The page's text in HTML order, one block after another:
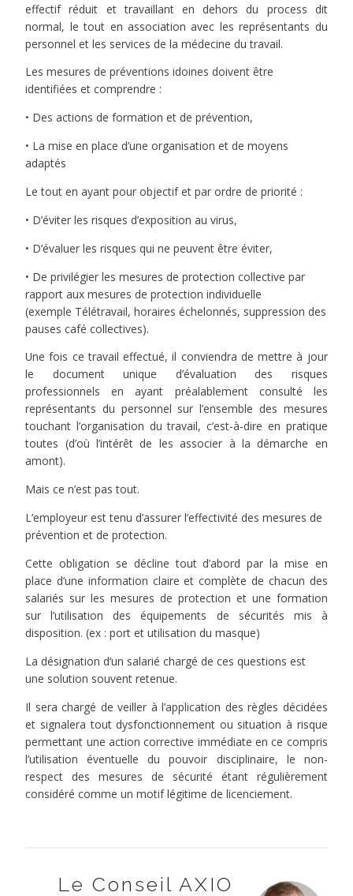
effectif réduit et travaillant en dehors du process dit
normal, le tout en association avec les représentants du
personnel et les services de la médecine du travail.
Les mesures de préventions idoines doivent être
identifiées et comprendre :
• Des actions de formation et de prévention,
• La mise en place d’une organisation et de moyens
adaptés
Le tout en ayant pour objectif et par ordre de priorité :
• D’éviter les risques d’exposition au virus,
• D’évaluer les risques qui ne peuvent être éviter,
• De privilégier les mesures de protection collective par
rapport aux mesures de protection individuelle
(exemple Télétravail, horaires échelonnés, suppression des
pauses café collectives).
Une fois ce travail effectué, il conviendra de mettre à jour
le document unique d’évaluation des risques
professionnels en ayant préalablement consulté les
représentants du personnel sur l’ensemble des mesures
touchant l’organisation du travail, c’est-à-dire en pratique
toutes (d’où l’intérêt de les associer à la démarche en
amont).
Mais ce n’est pas tout.
L’employeur est tenu d’assurer l’effectivité des mesures de
prévention et de protection.
Cette obligation se décline tout d’abord par la mise en
place d’une information claire et complète de chacun des
salariés sur les mesures de protection et une formation
sur l’utilisation des équipements de sécurités mis à
disposition. (ex : port et utilisation du masque)
La désignation d’un salarié chargé de ces questions est
une solution souvent retenue.
Il sera chargé de veiller à l’application des règles décidées
et signalera tout dysfonctionnement ou situation à risque
permettant une action corrective immédiate en ce compris
l’utilisation éventuelle du pouvoir disciplinaire, le non-
respect des mesures de sécurité étant régulièrement
considéré comme un motif légitime de licenciement.
Le Conseil AXIO